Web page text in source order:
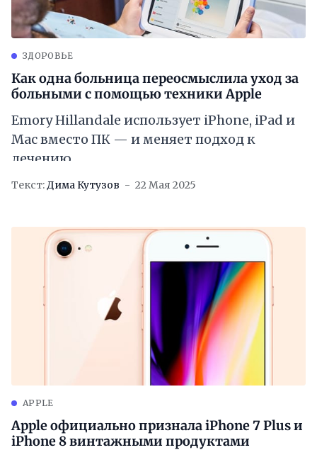
ЗДОРОВЬЕ
Как одна больница переосмыслила уход за
больными с помощью техники Apple
Emory Hillandale использует iPhone, iPad и
Mac вместо ПК — и меняет подход к
лечению
Текст: Дима Кутузов 22 Мая 2025
APPLE
Apple официально признала iPhone 7 Plus и
iPhone 8 винтажными продуктами